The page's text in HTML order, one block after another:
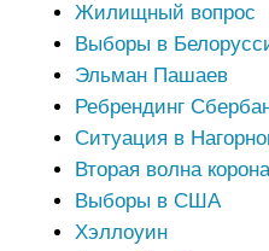
Жилищный вопрос
Выборы в
Эльман Пашаев
Ребрендинг
Ситуация в
Вторая волна
Выборы в США
Хэллоуин